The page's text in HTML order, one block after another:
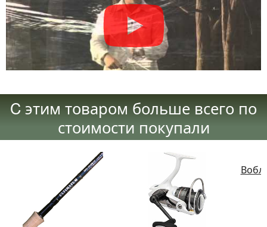
C этим товаром больше всего по
стоимости покупали